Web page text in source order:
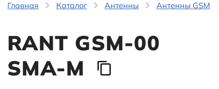
Главная Каталог Антенны Антенны GSM
RANT GSM-00
SMA-M